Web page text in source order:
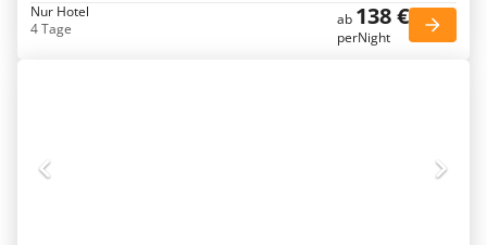
Nur Hotel
4 Tage
ab 138 €
perNight